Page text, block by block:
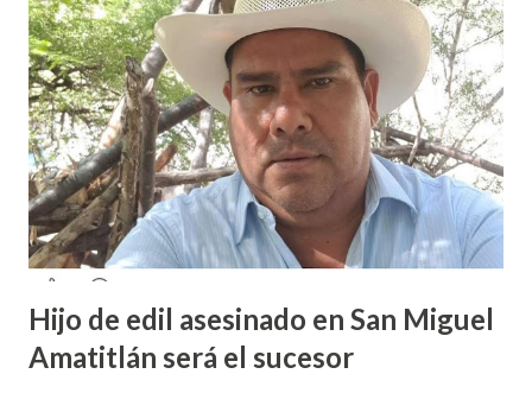
acosos sexual por parte de sus profesores sin que las
autoridades educativas hicieran nada. Valeria Palma informó
que durante los 5 años que llevan realizando la marcha
feminista la Escuela Preparatoria 3 es una de las escuelas
que más denuncias recibe por tema de acosos sexual, por lo
que decidieron acudir a la institución y acuerpar a las e...
Hijo de edil asesinado en San Miguel
Amatitlán será el sucesor